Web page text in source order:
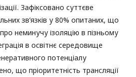
Зафіксовано суттєве
зв’язків у 80% опитаних, що
неминучу ізоляцію в пізньому
в освітнє середовище
потенціалу
що пріоритетність трансляції